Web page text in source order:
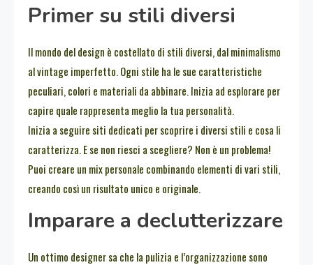
Primer su stili diversi
Il mondo del design è costellato di stili diversi, dal minimalismo
al vintage imperfetto. Ogni stile ha le sue caratteristiche
peculiari, colori e materiali da abbinare. Inizia ad esplorare per
capire quale rappresenta meglio la tua personalità.
Inizia a seguire siti dedicati per scoprire i diversi stili e cosa li
caratterizza. E se non riesci a scegliere? Non è un problema!
Puoi creare un mix personale combinando elementi di vari stili,
creando così un risultato unico e originale.
Imparare a declutterizzare
Un ottimo designer sa che la pulizia e l’organizzazione sono